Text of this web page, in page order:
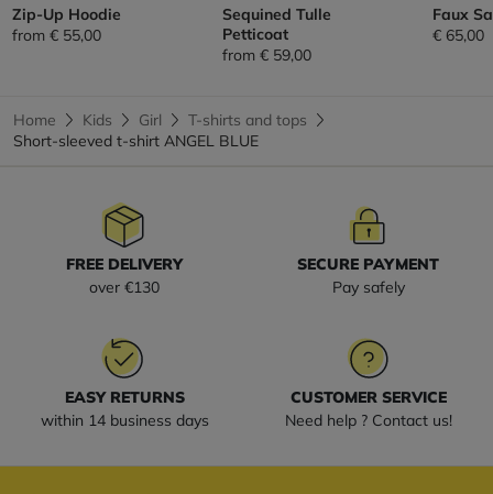
Zip-Up Hoodie
from € 55,00
Sequined Tulle
Petticoat
from € 59,00
Faux
€ 65,00
Home Kids Girl
T-shirts and tops
Short-sleeved t-shirt ANGEL BLUE
FREE DELIVERY
over €130
SECURE PAYMENT
Pay safely
EASY RETURNS
within 14 business days
CUSTOMER SERVICE
Need help ? Contact us!